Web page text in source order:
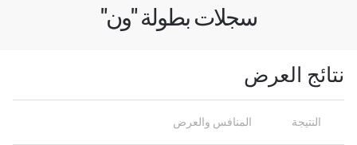
سجلات بطولة "ون"
نتائج العرض
النتيجة المنافس والعرض